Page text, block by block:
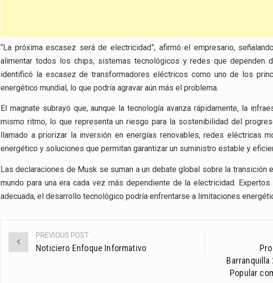
“La próxima escasez será de electricidad”, afirmó el empresario,
alimentar todos los chips, sistemas tecnológicos y redes que dependen
identificó la escasez de transformadores eléctricos como uno de los
energético mundial, lo que podría agravar aún más el problema.
El magnate subrayó que, aunque la tecnología avanza rápidamente, la
mismo ritmo, lo que representa un riesgo para la sostenibilidad del
llamado a priorizar la inversión en energías renovables, redes eléctricas
energético y soluciones que permitan garantizar un suministro estable y
Las declaraciones de Musk se suman a un debate global sobre la transición
mundo para una era cada vez más dependiente de la electricidad.
adecuada, el desarrollo tecnológico podría enfrentarse a limitaciones
Post
PREVIOUS POST
Noticiero Enfoque Informativo
Barranquilla
Popular